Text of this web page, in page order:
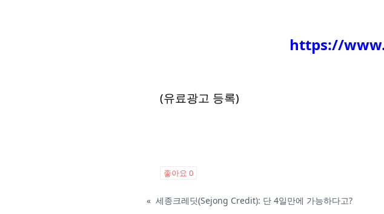
https://
(유료광고 등록)
좋아요 0
« 세종크레딧(Sejong Credit): 단 4일만에 가능하다고?